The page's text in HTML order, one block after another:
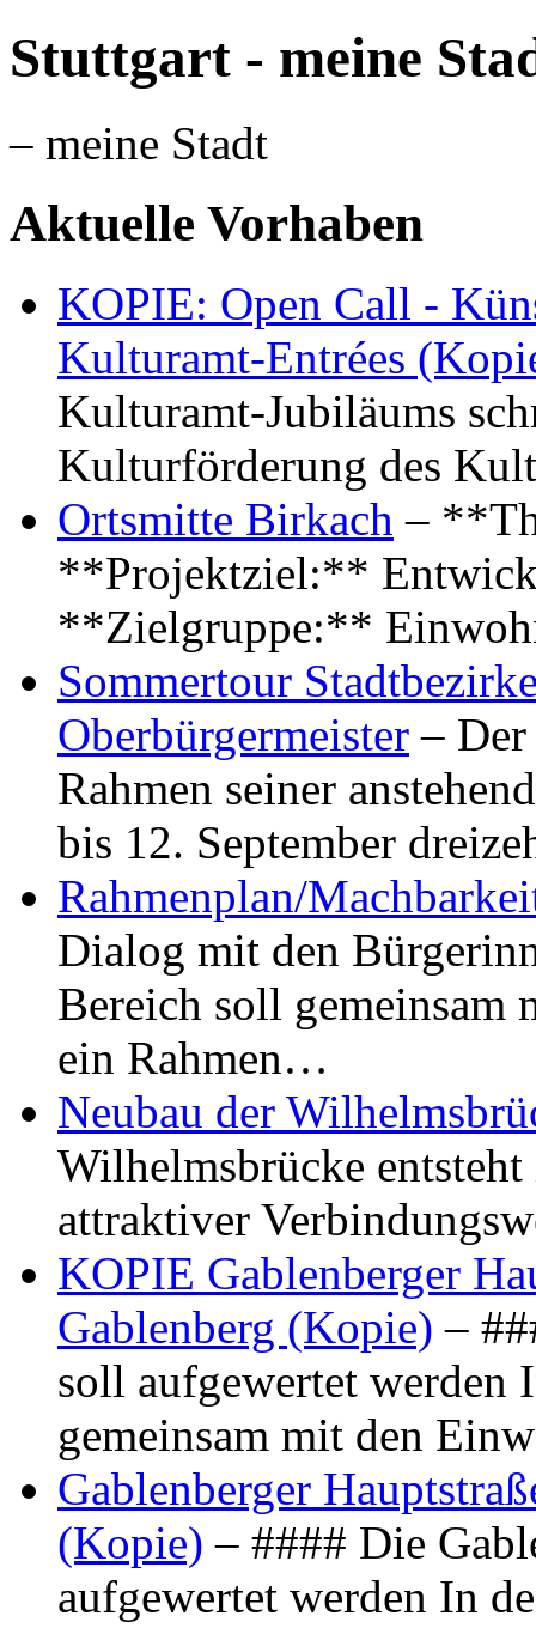
Stuttgart - meine
– meine Stadt
Aktuelle Vorhaben
KOPIE: Open Call -
Kulturamt-Entrées
Kulturamt-Jubiläums
Kulturförderung des
Ortsmitte Birkach –
**Projektziel:**
**Zielgruppe:**
Sommertour
Oberbürgermeister –
Rahmen seiner
bis 12. September
Rahmenplan/
Dialog mit den
Bereich soll gemeinsam
ein Rahmen…
Neubau der
Wilhelmsbrücke
attraktiver
KOPIE Gablenberger
Gablenberg (Kopie) –
soll aufgewertet werden
gemeinsam mit den
Gablenberger
(Kopie) – #### Die
aufgewertet werden In